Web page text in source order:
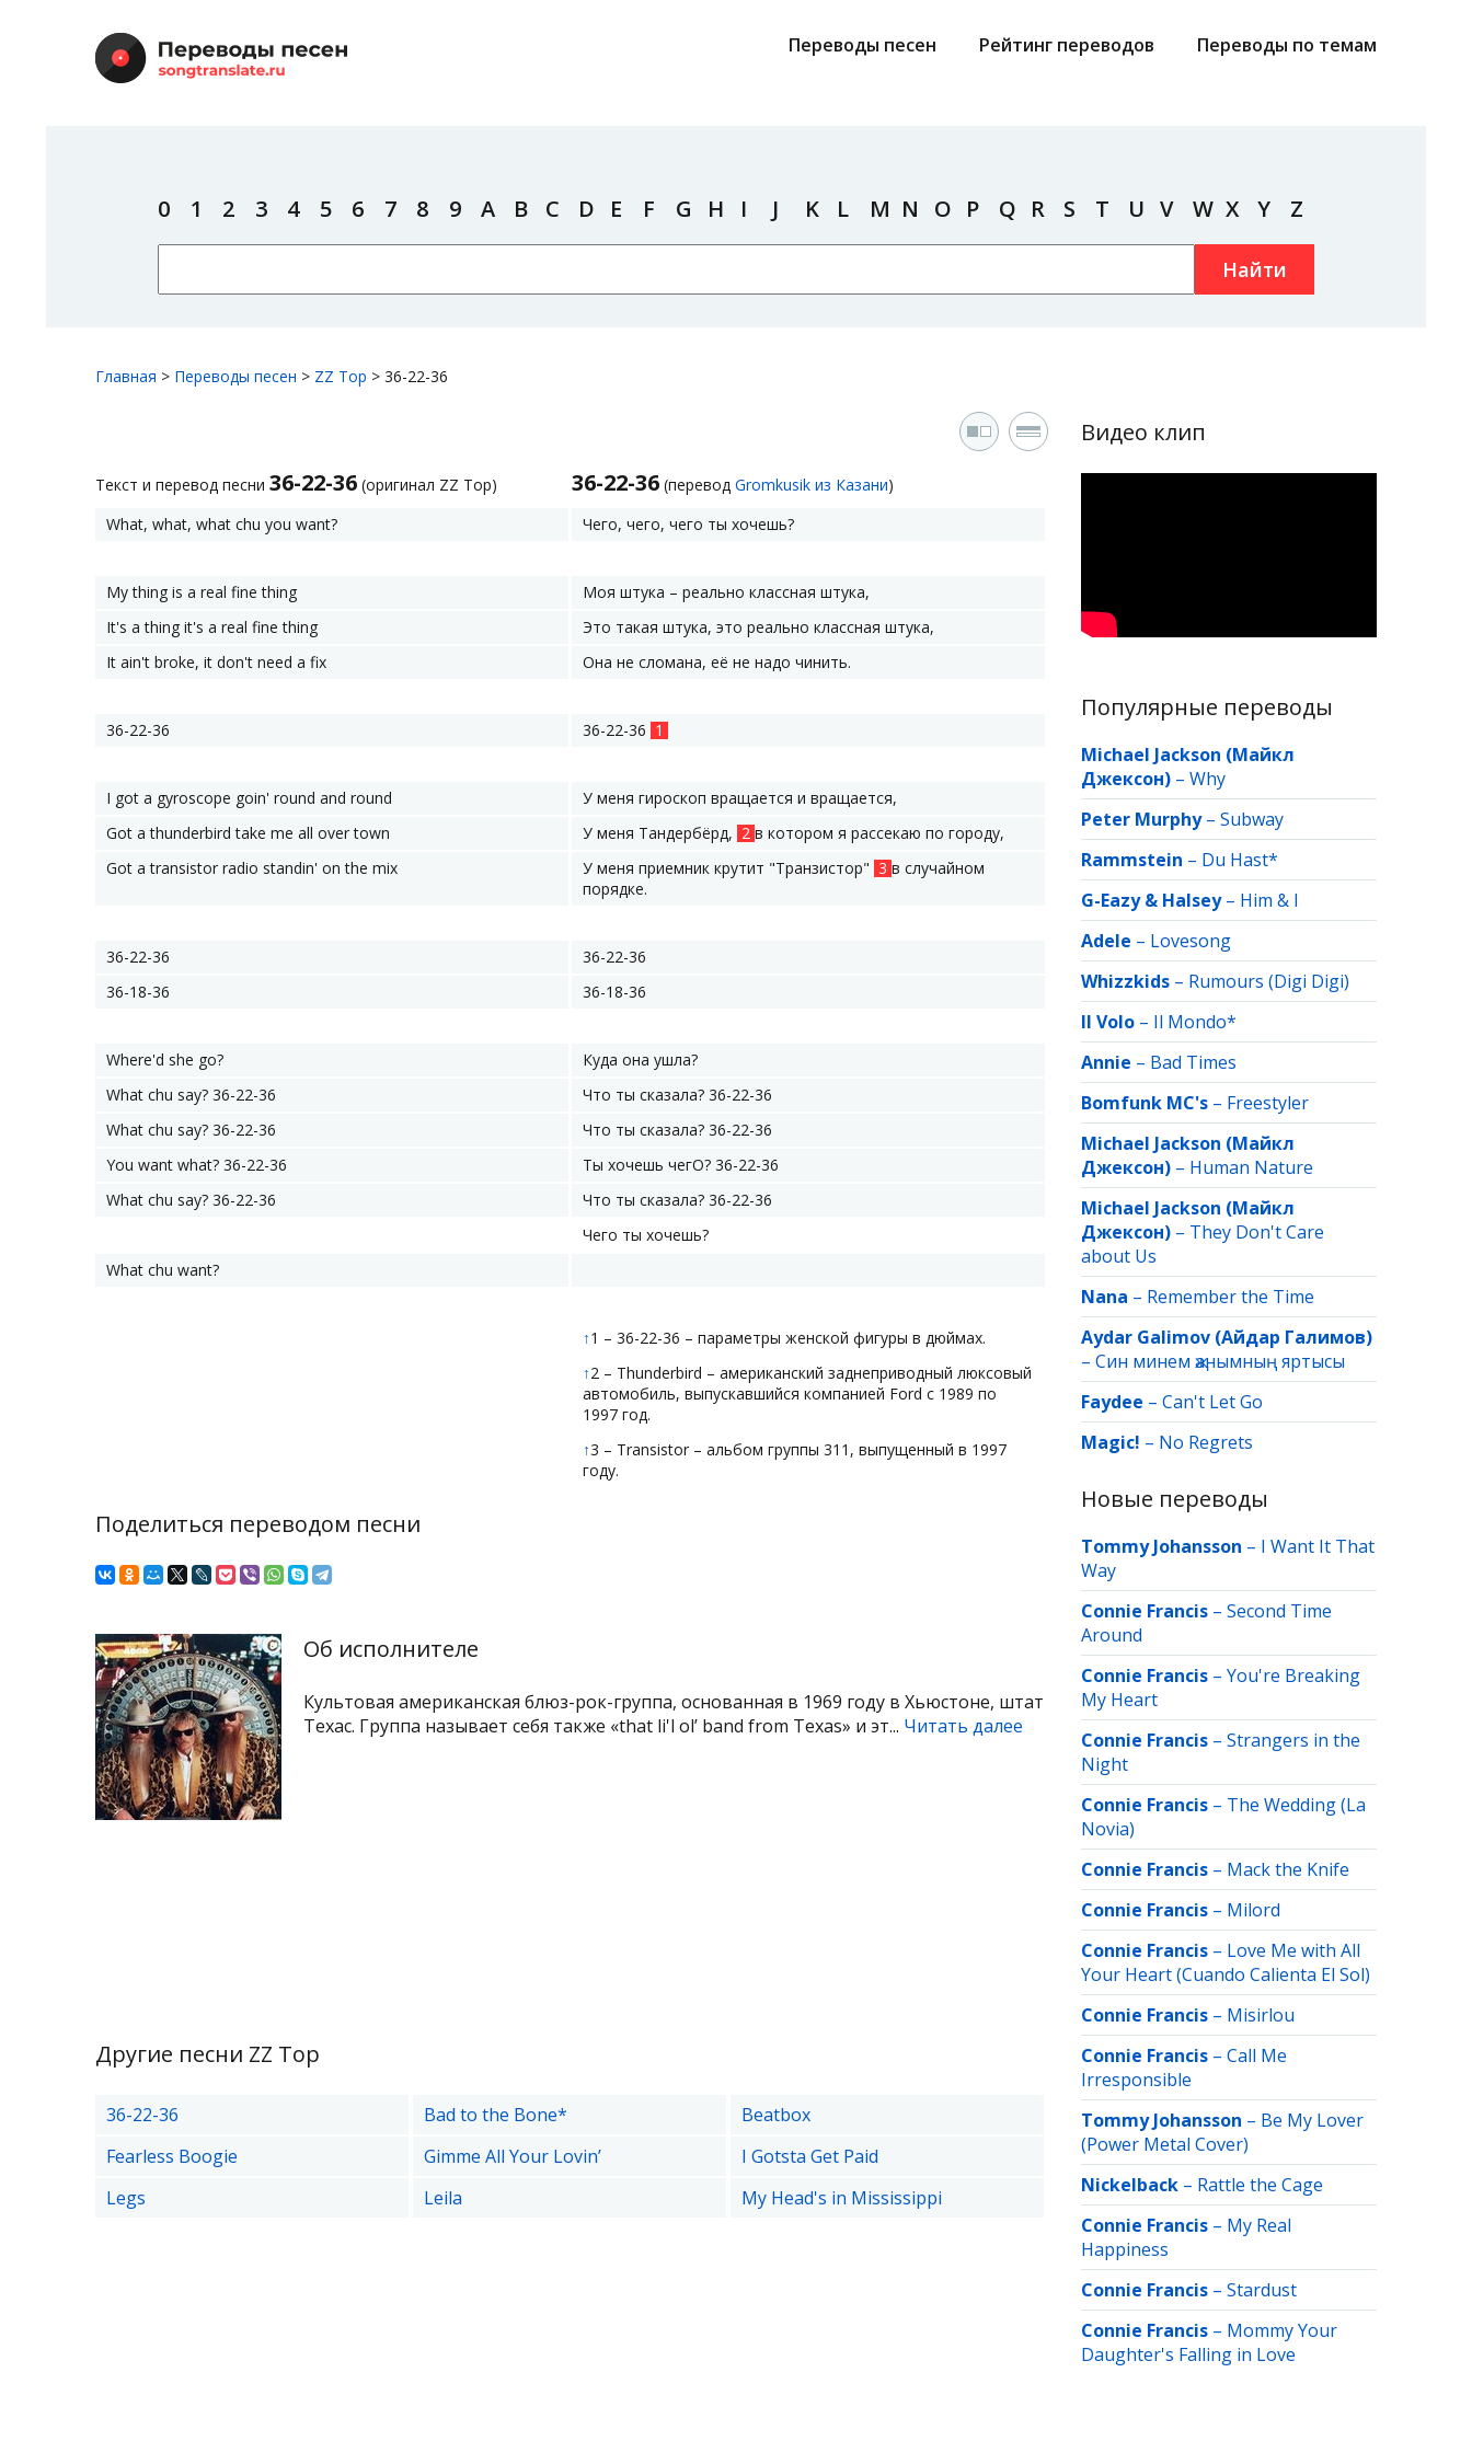
Переводы песен Рейтинг переводов Переводы по темам
0 1 2 3 4 5 6 7 8 9 A B C D E F G H I J K L M N O P Q R S T U V W X Y Z
Найти
Главная > Переводы песен > ZZ Top > 36-22-36
Текст и перевод песни 36-22-36 (оригинал ZZ Top) 36-22-36(перевод Gromkusik из Казани)
What, what, what chu you want?
Чего, чего, чего ты хочешь?
My thing is a real fine thing
Моя штука – реально классная штука,
It's a thing it's a real fine thing
Это такая штука, это реально классная штука,
It ain't broke, it don't need a fix
Она не сломана, её не надо чинить.
36-22-36 36-22-36 1
I got a gyroscope goin' round and round
У меня гироскоп вращается и вращается,
Got a thunderbird take me all over town
У меня Тандербёрд, 2 в котором я рассекаю по городу,
Got a transistor radio standin' on the mix
У меня приемник крутит "Транзистор" 3 в случайном
порядке.
36-22-36
36-22-36
36-18-36
36-18-36
Where'd she go?
Куда она ушла?
What chu say? 36-22-36
Что ты сказала? 36-22-36
What chu say? 36-22-36
Что ты сказала? 36-22-36
You want what? 36-22-36
Ты хочешь чегО? 36-22-36
What chu say? 36-22-36
Что ты сказала? 36-22-36
Чего ты хочешь?
What chu want?
↑1 – 36-22-36 – параметры женской фигуры в дюймах.
↑2 – Thunderbird – американский заднеприводный люксовый
автомобиль, выпускавшийся компанией Ford с 1989 по
1997 год.
↑3 – Transistor – альбом группы 311, выпущенный в 1997
году.
Поделиться переводом песни
Об исполнителе
Культовая американская блюз-рок-группа, основанная в 1969 году в Хьюстоне, штат
Техас. Группа называет себя также «that li'l ol’ band from Texas» и эт... Читать далее
Другие песни ZZ Top
36-22-36 Bad to the Bone*
Beatbox
Fearless Boogie
Gimme All Your Lovin’
I Gotsta Get Paid
Legs
Leila My Head's in Mississippi
Видео клип
Популярные переводы
Michael Jackson (Майкл
Джексон) – Why
Peter Murphy– Subway
Rammstein – Du Hast*
G-Eazy & Halsey– Him & I
Adele – Lovesong
Whizzkids – Rumours (Digi Digi)
Il Volo – Il Mondo*
Annie – Bad Times
Bomfunk MC's – Freestyler
Michael Jackson (Майкл
Джексон) – Human Nature
Michael Jackson (Майкл
Джексон) – They Don't Care
about Us
Nana – Remember the Time
Aydar Galimov (Айдар Галимов)
– Син минем җанымның яртысы
Faydee – Can't Let Go
Magic! – No Regrets
Новые переводы
Tommy Johansson – I Want It That
Way
Connie Francis – Second Time
Around
Connie Francis – You're Breaking
My Heart
Connie Francis – Strangers in the
Night
Connie Francis – The Wedding (La
Novia)
Connie Francis – Mack the Knife
Connie Francis – Milord
Connie Francis – Love Me with All
Your Heart (Cuando Calienta El Sol)
Connie Francis – Misirlou
Connie Francis – Call Me
Irresponsible
Tommy Johansson – Be My Lover
(Power Metal Cover)
Nickelback – Rattle the Cage
Connie Francis – My Real
Happiness
Connie Francis – Stardust
Connie Francis – Mommy Your
Daughter's Falling in Love